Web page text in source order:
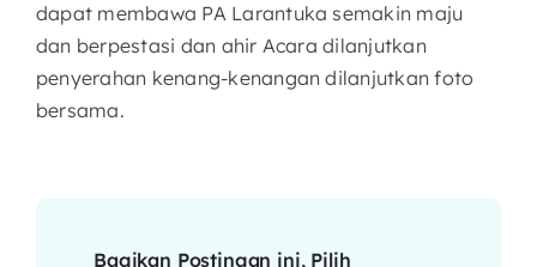
dapat membawa PA Larantuka semakin maju
dan berpestasi dan ahir Acara dilanjutkan
penyerahan kenang-kenangan dilanjutkan foto
bersama.
Bagikan Postingan ini, Pilih